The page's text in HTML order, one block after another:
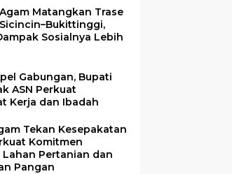
Matangkan Trase
Sosialnya Lebih
Gabungan, Bupati
ASN Perkuat
Kerja dan Ibadah
Tekan Kesepakatan
Komitmen
Pertanian dan
Pangan